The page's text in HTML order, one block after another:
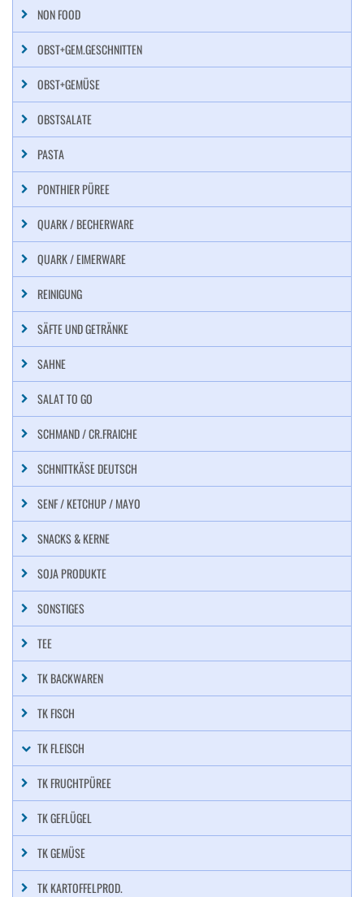
NON FOOD
OBST+GEM.GESCHNITTEN
OBST+GEMÜSE
OBSTSALATE
PASTA
PONTHIER PÜREE
QUARK / BECHERWARE
QUARK / EIMERWARE
REINIGUNG
SÄFTE UND GETRÄNKE
SAHNE
SALAT TO GO
SCHMAND / CR.FRAICHE
SCHNITTKÄSE DEUTSCH
SENF / KETCHUP / MAYO
SNACKS & KERNE
SOJA PRODUKTE
SONSTIGES
TEE
TK BACKWAREN
TK FISCH
TK FLEISCH
TK FRUCHTPÜREE
TK GEFLÜGEL
TK GEMÜSE
TK KARTOFFELPROD.